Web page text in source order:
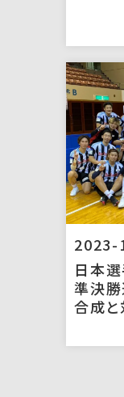
2023-
日本
準決勝
合成